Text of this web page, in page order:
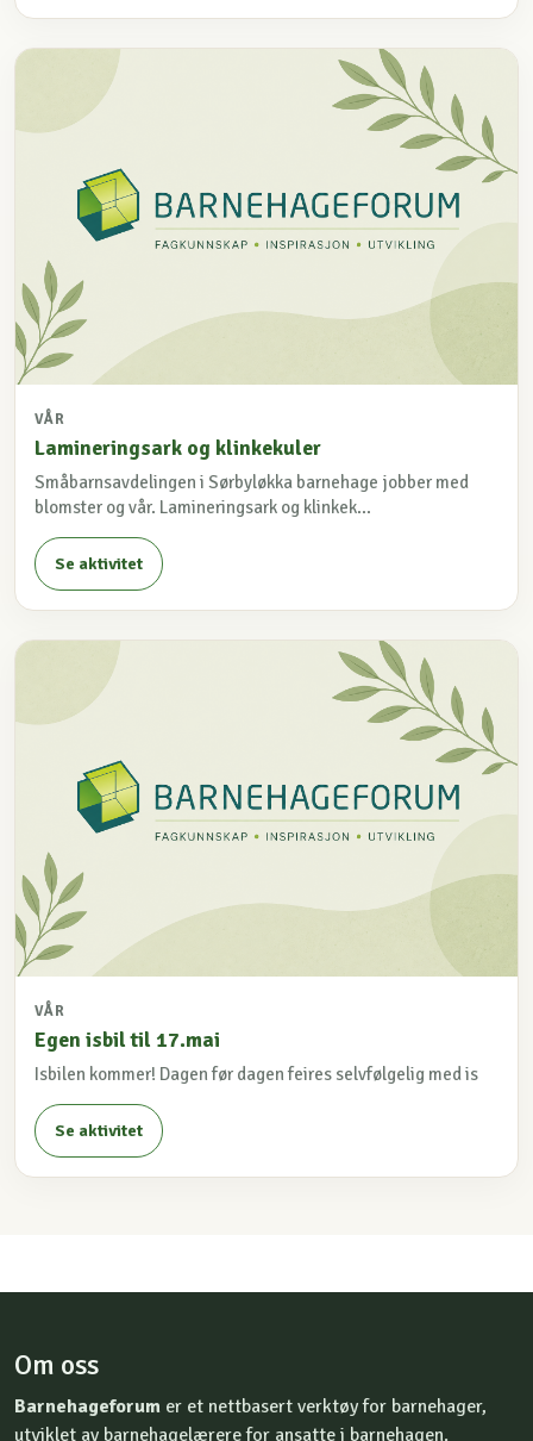
VÅR
Lamineringsark og klinkekuler
Småbarnsavdelingen i Sørbyløkka barnehage jobber med
blomster og vår. Lamineringsark og klinkek...
Se aktivitet
VÅR
Egen isbil til 17.mai
Isbilen kommer! Dagen før dagen feires selvfølgelig med is
Se aktivitet
Om oss
Barnehageforum er et nettbasert verktøy for barnehager,
utviklet av barnehagelærere for ansatte i barnehagen.